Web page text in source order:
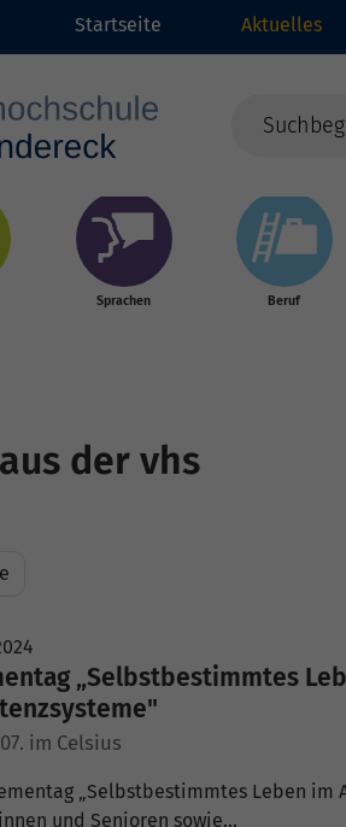
Startseite Aktuelles
Sprachen Beruf
der vhs
„Selbstbestimmtes
im Celsius
„Selbstbestimmtes Leben
und Senioren sowie…